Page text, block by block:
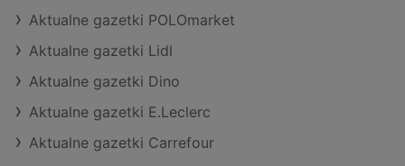
Aktualne gazetki POLOmarket
Aktualne gazetki Lidl
Aktualne gazetki Dino
Aktualne gazetki E.Leclerc
Aktualne gazetki Carrefour